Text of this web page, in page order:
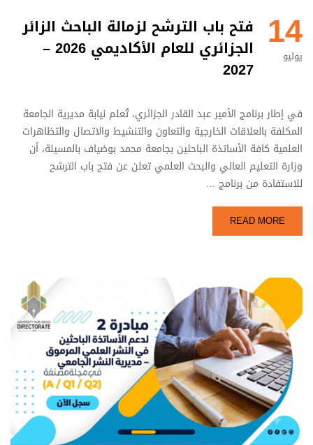
14
يوليو
فتح باب الترشح لزمالة الباحث الزائر
الجزائري للعام الأكاديمي 2026 –
2027
في إطار برنامج الأمير عبد القادر الجزائري، تُعلم نيابة مديرية الجامعة
المكلفة بالعلاقات الخارجية والتعاون والتنشيط والاتصال والتظاهرات
العلمية كافة الأساتذة الباحثين بجامعة محمد بوضياف بالمسيلة، أن
وزارة التعليم العالي والبحث العلمي تعلن عن فتح باب الترشح
للاستفادة من برنامج …
READ MORE